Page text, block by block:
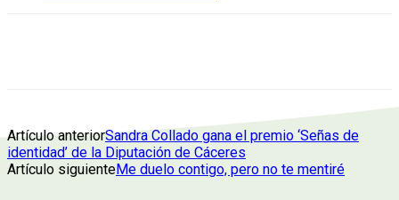
Artículo anteriorSandra Collado gana el premio ‘Señas de
identidad’ de la Diputación de Cáceres
Artículo siguienteMe duelo contigo, pero no te mentiré